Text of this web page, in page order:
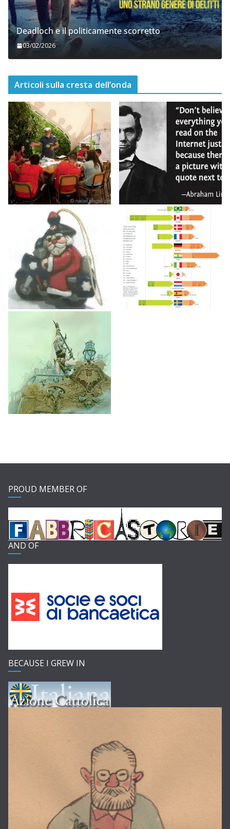
Deadloch e il politicamente scorretto
03/02/2026
Articoli sulla cresta dell’onda
PROUD MEMBER OF
AND OF
BECAUSE I GREW IN